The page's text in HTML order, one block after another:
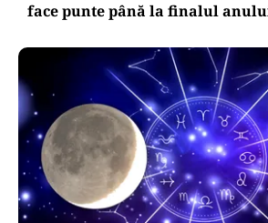
face punte până la finalul